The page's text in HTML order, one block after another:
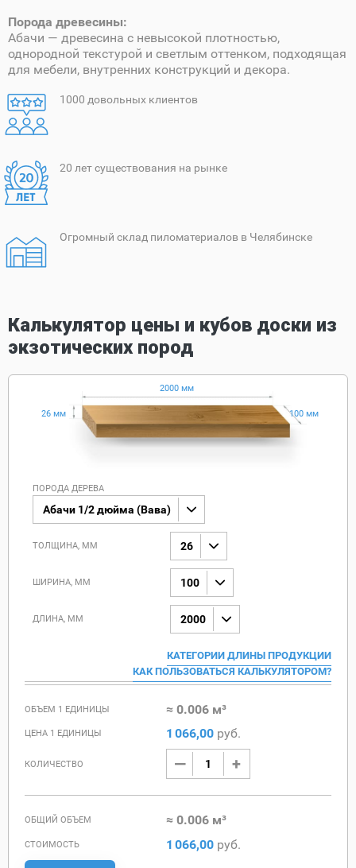
Порода древесины:
Абачи — древесина с невысокой плотностью,
однородной текстурой и светлым оттенком, подходящая
для мебели, внутренних конструкций и декора.
1000 довольных клиентов
20 лет существования на рынке
Огромный склад пиломатериалов в Челябинске
Калькулятор цены и кубов доски из
экзотических пород
26 мм 100 мм
2000 мм
ПОРОДА ДЕРЕВА
Абачи 1/2 дюйма (Вава)
ТОЛЩИНА, ММ 26
ШИРИНА, ММ 100
ДЛИНА, ММ 2000
КАТЕГОРИИ ДЛИНЫ ПРОДУКЦИИ
КАК ПОЛЬЗОВАТЬСЯ КАЛЬКУЛЯТОРОМ?
ОБЪЕМ 1 ЕДИНИЦЫ ≈ 0.006 м³
ЦЕНА 1 ЕДИНИЦЫ 1 066,00 руб.
КОЛИЧЕСТВО
ОБЩИЙ ОБЪЕМ ≈ 0.006 м³
СТОИМОСТЬ 1 066,00 руб.